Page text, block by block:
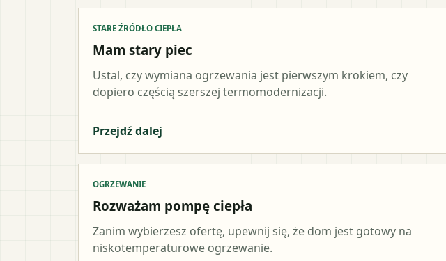
STARE ŹRÓDŁO CIEPŁA
Mam stary piec
Ustal, czy wymiana ogrzewania jest pierwszym krokiem, czy
dopiero częścią szerszej termomodernizacji.
Przejdź dalej
OGRZEWANIE
Rozważam pompę ciepła
Zanim wybierzesz ofertę, upewnij się, że dom jest gotowy na
niskotemperaturowe ogrzewanie.